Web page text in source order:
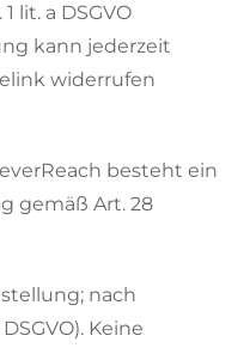
lit. a DSGVO
kann jederzeit
widerrufen
besteht ein
gemäß Art. 28
nach
Keine